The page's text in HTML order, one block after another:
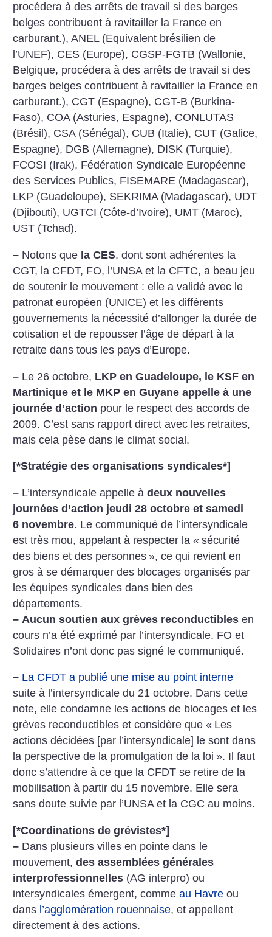
procédera à des arrêts de travail si des barges
belges contribuent à ravitailler la France en
carburant.), ANEL (Equivalent brésilien de
l’UNEF), CES (Europe), CGSP-FGTB (Wallonie,
Belgique, procédera à des arrêts de travail si des
barges belges contribuent à ravitailler la France en
carburant.), CGT (Espagne), CGT-B (Burkina-
Faso), COA (Asturies, Espagne), CONLUTAS
(Brésil), CSA (Sénégal), CUB (Italie), CUT (Galice,
Espagne), DGB (Allemagne), DISK (Turquie),
FCOSI (Irak), Fédération Syndicale Européenne
des Services Publics, FISEMARE (Madagascar),
LKP (Guadeloupe), SEKRIMA (Madagascar), UDT
(Djibouti), UGTCI (Côte-d’Ivoire), UMT (Maroc),
UST (Tchad).
– Notons que la CES, dont sont adhérentes la
CGT, la CFDT, FO, l’UNSA et la CFTC, a beau jeu
de soutenir le mouvement : elle a validé avec le
patronat européen (UNICE) et les différents
gouvernements la nécessité d’allonger la durée de
cotisation et de repousser l’âge de départ à la
retraite dans tous les pays d’Europe.
– Le 26 octobre, LKP en Guadeloupe, le KSF en
Martinique et le MKP en Guyane appelle à une
journée d’action pour le respect des accords de
2009. C’est sans rapport direct avec les retraites,
mais cela pèse dans le climat social.
[*Stratégie des organisations syndicales*]
– L’intersyndicale appelle àdeux nouvelles
journées d’action jeudi 28 octobre et samedi
6 novembre. Le communiqué de l’intersyndicale
est très mou, appelant à respecter la « sécurité
des biens et des personnes », ce qui revient en
gros à se démarquer des blocages organisés par
les équipes syndicales dans bien des
départements.
– Aucun soutien aux grèves reconductibles en
cours n’a été exprimé par l’intersyndicale. FO et
Solidaires n’ont donc pas signé le communiqué.
– La CFDT a publié une mise au point interne
suite à l’intersyndicale du 21 octobre. Dans cette
note, elle condamne les actions de blocages et les
grèves reconductibles et considère que « Les
actions décidées [par l’intersyndicale] le sont dans
la perspective de la promulgation de la loi ». Il faut
donc s’attendre à ce que la CFDT se retire de la
mobilisation à partir du 15 novembre. Elle sera
sans doute suivie par l’UNSA et la CGC au moins.
[*Coordinations de grévistes*]
– Dans plusieurs villes en pointe dans le
mouvement,des assemblées générales
interprofessionnelles (AG interpro) ou
intersyndicales émergent, commeau Havre ou
dans l’agglomération rouennaise, et appellent
directement à des actions.